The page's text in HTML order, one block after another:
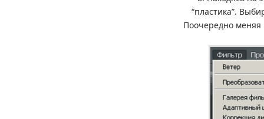
“пластика”.
Поочередно меняя